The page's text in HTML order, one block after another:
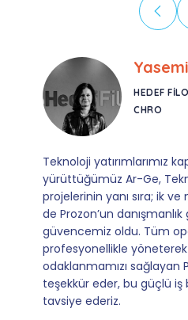
Ebru
CORESYS
SATIŞ
Mevzuata uyum, başvuru
sağladıkları kusursuz
operasyonlarımızı sıfır
yürütüyoruz. İş birliğimizi
kılan ise; ihtiyaç
olmaları ve sorularımıza
dönüşler.